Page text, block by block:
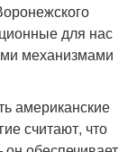
для нас
механизмами
американские
считают, что